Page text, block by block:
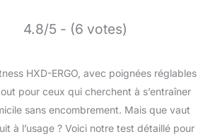
4.8/5 - (6 votes)
HXD-ERGO, avec poignées réglables
pour ceux qui cherchent à s’entraîner
sans encombrement. Mais que vaut
à l’usage ? Voici notre test détaillé pour